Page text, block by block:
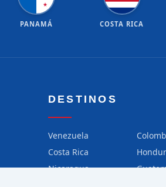
★
PANAMÁ COSTA RICA
DESTINOS
Venezuela
Costa Rica
Nicaragua